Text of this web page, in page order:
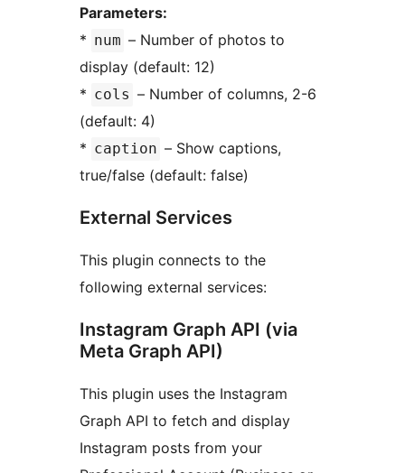
Parameters:
* num – Number of photos to
display (default: 12)
* cols – Number of columns, 2-6
(default: 4)
* caption – Show captions,
true/false (default: false)
External Services
This plugin connects to the
following external services:
Instagram Graph API (via
Meta Graph API)
This plugin uses the Instagram
Graph API to fetch and display
Instagram posts from your